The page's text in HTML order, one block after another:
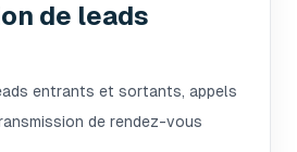
de leads
entrants et sortants, appels
de rendez-vous